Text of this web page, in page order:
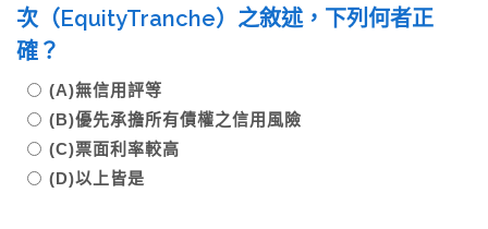
次（EquityTranche）之敘述，下列何者正
確？
(A)無信用評等
(B)優先承擔所有債權之信用風險
(C)票面利率較高
(D)以上皆是